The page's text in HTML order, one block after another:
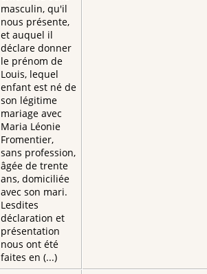
masculin, qu'il
nous présente,
et auquel il
déclare donner
le prénom de
Louis, lequel
enfant est né de
son légitime
mariage avec
Maria Léonie
Fromentier,
sans profession,
âgée de trente
ans, domiciliée
avec son mari.
Lesdites
déclaration et
présentation
nous ont été
faites en (...)